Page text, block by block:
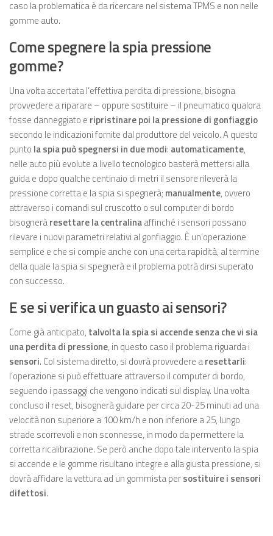
caso la problematica è da ricercare nel sistema TPMS e non nelle
gomme auto.
Come spegnere la spia pressione
gomme?
Una volta accertata l’effettiva perdita di pressione, bisogna
provvedere a riparare – oppure sostituire – il pneumatico qualora
fosse danneggiato e ripristinare poi la pressione di gonfiaggio
secondo le indicazioni fornite dal produttore del veicolo. A questo
punto la spia può spegnersi in due modi: automaticamente,
nelle auto più evolute a livello tecnologico basterà mettersi alla
guida e dopo qualche centinaio di metri il sensore rileverà la
pressione corretta e la spia si spegnerà; manualmente, ovvero
attraverso i comandi sul cruscotto o sul computer di bordo
bisogneràresettare la centralinaaffinché i sensori possano
rilevare i nuovi parametri relativi al gonfiaggio. È un’operazione
semplice e che si compie anche con una certa rapidità, al termine
della quale la spia si spegnerà e il problema potrà dirsi superato
con successo.
E se si verifica un guasto ai sensori?
Come già anticipato, talvolta la spia si accende senza che vi sia
una perdita di pressione, in questo caso il problema riguarda i
sensori. Col sistema diretto, si dovrà provvedere aresettarli:
l’operazione si può effettuare attraverso il computer di bordo,
seguendo i passaggi che vengono indicati sul display. Una volta
concluso il reset, bisognerà guidare per circa 20-25 minuti ad una
velocità non superiore a 100 km/h e non inferiore a 25, lungo
strade scorrevoli e non sconnesse, in modo da permettere la
corretta ricalibrazione. Se però anche dopo tale intervento la spia
si accende e le gomme risultano integre e alla giusta pressione, si
dovrà affidare la vettura ad un gommista persostituire i sensori
difettosi.